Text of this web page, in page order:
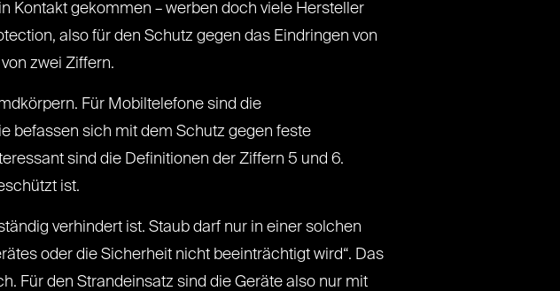
Kontakt gekommen – werben doch viele Hersteller
also für den Schutz gegen das Eindringen von
zwei Ziffern.
Für Mobiltelefone sind die
befassen sich mit dem Schutz gegen feste
sind die Definitionen der Ziffern 5 und 6.
ist.
verhindert ist. Staub darf nur in einer solchen
oder die Sicherheit nicht beeinträchtigt wird“. Das
Für den Strandeinsatz sind die Geräte also nur mit